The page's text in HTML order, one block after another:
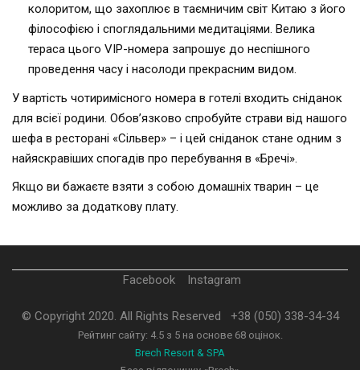
колоритом, що захоплює в таємничим світ Китаю з його
філософією і споглядальними медитаціями. Велика
тераса цього VIP-номера запрошує до неспішного
проведення часу і насолоди прекрасним видом.
У вартість чотиримісного номера в готелі входить сніданок
для всієї родини. Обов’язково спробуйте страви від нашого
шефа в ресторані «Сільвер» – і цей сніданок стане одним з
найяскравіших спогадів про перебування в «Бречі».
Якщо ви бажаєте взяти з собою домашніх тварин – це
можливо за додаткову плату.
Facebook Instagram
© Copyright 2020. All Rights Reserved +38 (050) 338-34-34
Рейтинг сайту: 4.5з 5 на основе 68оцінок.
Brech Resort & SPA